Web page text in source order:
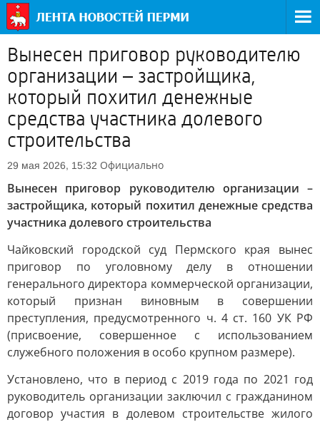
Вынесен приговор руководителю
организации – застройщика,
который похитил денежные
средства участника долевого
строительства
29 мая 2026, 15:32 Официально
Вынесен приговор руководителю организации –
застройщика, который похитил денежные средства
участника долевого строительства
Чайковский городской суд Пермского края вынес
приговор по уголовному делу в отношении
генерального директора коммерческой организации,
который признан виновным в совершении
преступления, предусмотренного ч. 4 ст. 160 УК РФ
(присвоение, совершенное с использованием
служебного положения в особо крупном размере).
Установлено, что в период с 2019 года по 2021 год
руководитель организации заключил с гражданином
договор участия в долевом строительстве жилого